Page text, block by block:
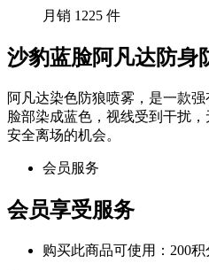
月销 1225 件
沙豹蓝脸阿凡达防身
阿凡达染色防狼喷雾，是一款
脸部染成蓝色，视线受到干扰
安全离场的机会。
会员服务
会员享受服务
购买此商品可使用：200积